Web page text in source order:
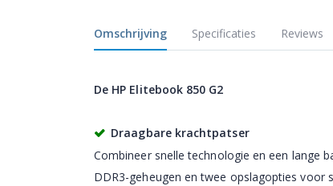
Omschrijving
De HP Elitebook 850 G2
Draagbare krachtpatser
Combineer snelle technologie en een lange
DDR3-geheugen en twee opslagopties voor
Specificaties Reviews